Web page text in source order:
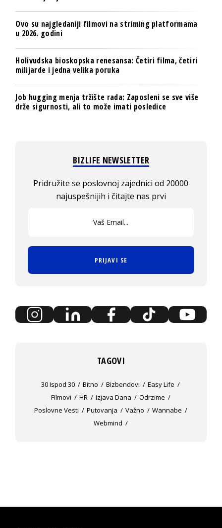
Ovo su najgledaniji filmovi na striming platformama
u 2026. godini
Holivudska bioskopska renesansa: Četiri filma, četiri
milijarde i jedna velika poruka
Job hugging menja tržište rada: Zaposleni se sve više
drže sigurnosti, ali to može imati posledice
BIZLIFE NEWSLETTER
Pridružite se poslovnoj zajednici od 20000
najuspešnijih i čitajte nas prvi
PRIJAVI SE
TAGOVI
30 Ispod 30 Bitno Bizbendovi
Easy Life
Filmovi
HR Izjava Dana
Odrzime
Poslovne Vesti
Putovanja Važno
Wannabe
Webmind